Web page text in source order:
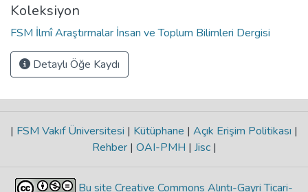
Koleksiyon
FSM İlmî Araştırmalar İnsan ve Toplum Bilimleri Dergisi
Detaylı Öğe Kaydı
| FSM Vakıf Üniversitesi | Kütüphane | Açık Erişim Politikası |
Rehber | OAI-PMH | Jisc |
Bu site Creative Commons Alıntı-Gayri Ticari-